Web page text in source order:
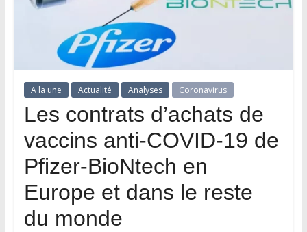
A la une Actualité Analyses Coronavirus
Les contrats d’achats de
vaccins anti-COVID-19 de
Pfizer-BioNtech en
Europe et dans le reste
du monde